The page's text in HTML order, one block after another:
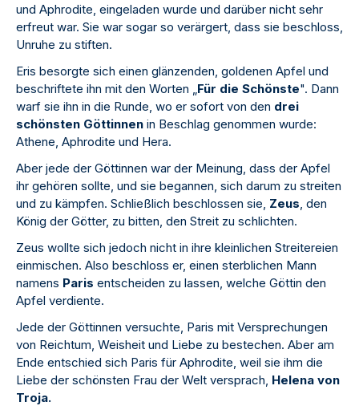
und Aphrodite, eingeladen wurde und darüber nicht sehr
erfreut war. Sie war sogar so verärgert, dass sie beschloss,
Unruhe zu stiften.
Eris besorgte sich einen glänzenden, goldenen Apfel und
beschriftete ihn mit den Worten „Für die Schönste". Dann
warf sie ihn in die Runde, wo er sofort von den drei
schönsten Göttinnen in Beschlag genommen wurde:
Athene, Aphrodite und Hera.
Aber jede der Göttinnen war der Meinung, dass der Apfel
ihr gehören sollte, und sie begannen, sich darum zu streiten
und zu kämpfen. Schließlich beschlossen sie, Zeus, den
König der Götter, zu bitten, den Streit zu schlichten.
Zeus wollte sich jedoch nicht in ihre kleinlichen Streitereien
einmischen. Also beschloss er, einen sterblichen Mann
namens Paris entscheiden zu lassen, welche Göttin den
Apfel verdiente.
Jede der Göttinnen versuchte, Paris mit Versprechungen
von Reichtum, Weisheit und Liebe zu bestechen. Aber am
Ende entschied sich Paris für Aphrodite, weil sie ihm die
Liebe der schönsten Frau der Welt versprach, Helena von
Troja.